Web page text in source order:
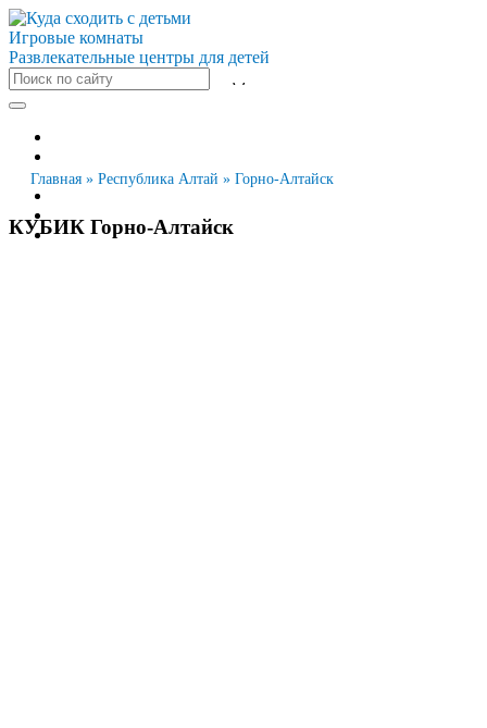
Игровые комнаты
Развлекательные центры для детей
Санкт-Петербург
Казань
Главная » Республика Алтай » Горно-Алтайск
КУБИК Горно-Алтайск